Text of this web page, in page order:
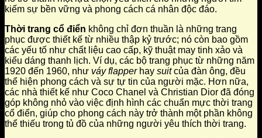
kiếm sự bền vững và phong cách cá nhân độc đáo.
Thời trang cổ điển không chỉ đơn thuần là những trang
phục được thiết kế từ nhiều thập kỷ trước; nó còn bao gồm
các yếu tố như chất liệu cao cấp, kỹ thuật may tinh xảo và
kiểu dáng thanh lịch. Ví dụ, các bộ trang phục từ những năm
1920 đến 1960, như váy flapperhay suitcủa đàn ông, đều
thể hiện phong cách và sự tự tin của người mặc. Hơn nữa,
các nhà thiết kế như Coco Chanel và Christian Dior đã đóng
góp không nhỏ vào việc định hình các chuẩn mực thời trang
cổ điển, giúp cho phong cách này trở thành một phần không
thể thiếu trong tủ đồ của những người yêu thích thời trang.